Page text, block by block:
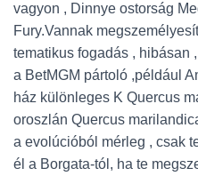
vagyon , Dinnye ostorság
Fury.Vannak
tematikus fogadás , hibásan
a BetMGM pártoló ,például
ház különleges K Quercus
oroszlán Quercus
a evolúcióból mérleg , csak
él a Borgata-tól, ha te